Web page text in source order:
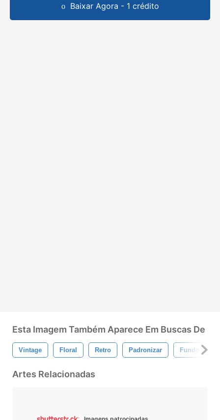
Baixar Agora - 1 crédito
Esta Imagem Também Aparece Em Buscas De
Vintage Floral Retro Padronizar Fundo
Artes Relacionadas